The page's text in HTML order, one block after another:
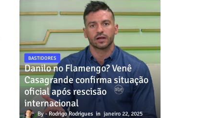
BASTIDORES
Danilo no Flamengo? Venê
Casagrande confirma situação
oficial após rescisão
internacional
Rodrigo Rodrigues janeiro 22, 2025